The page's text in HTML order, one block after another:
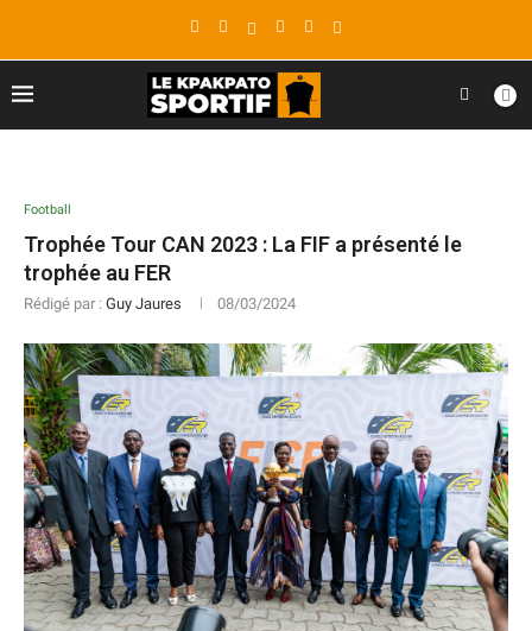
Football
Trophée Tour CAN 2023 : La FIF a présenté le
trophée au FER
Rédigé par : Guy Jaures 08/03/2024